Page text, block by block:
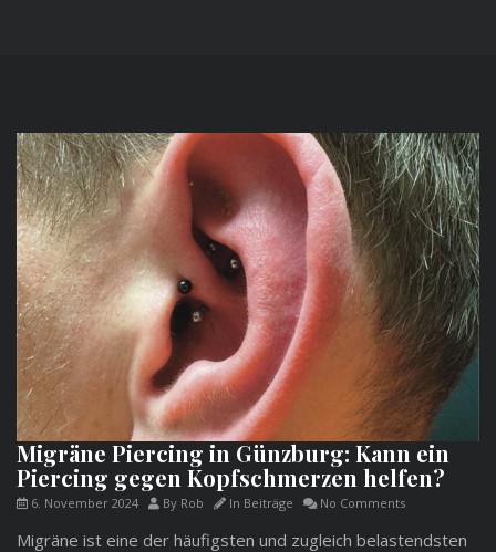
Migräne Piercing in Günzburg: Kann ein
Piercing gegen Kopfschmerzen helfen?
6. November 2024 By Rob In Beiträge No Comments
Migräne ist eine der häufigsten und zugleich belastendsten